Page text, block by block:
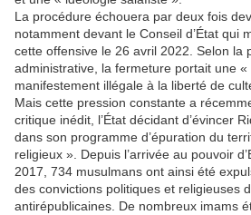
La procédure échouera par deux fois
notamment devant le Conseil d’État qui
cette offensive le 26 avril 2022. Selon la
administrative, la fermeture portait une
manifestement illégale à la liberté de
Mais cette pression constante a
critique inédit, l’État décidant d’évincer
dans son programme d’épuration du
religieux ». Depuis l’arrivée au pouvoir
2017, 734 musulmans ont ainsi été
des convictions politiques et religieuses
antirépublicaines. De nombreux imams